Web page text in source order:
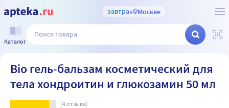
завтрав Москве
Каталог
Bio гель-бальзам косметический для
тела хондроитин и глюкозамин 50 мл
(4отзыва)